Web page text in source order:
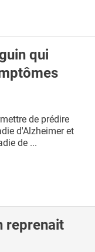
qui
de prédire
d'Alzheimer et
de ...
reprenait